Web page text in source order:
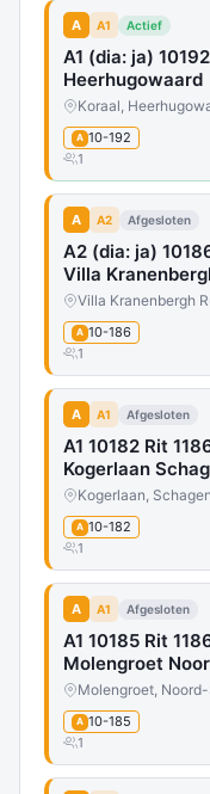
A A1 Actief
A1 (dia: ja)
Heerhugowaard
Koraal,
A 10-192
1
A A2 Afgesloten
A2 (dia: ja)
Villa
Villa Kranenbergh
A 10-186
1
A A1 Afgesloten
A1 10182 Rit
Kogerlaan
Kogerlaan, Schagen
A 10-182
1
A A1 Afgesloten
A1 10185 Rit
Molengroet
Molengroet,
A 10-185
1